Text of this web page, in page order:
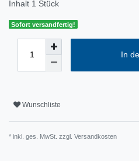
Inhalt 1 Stück
Sofort versandfertig!
In
Wunschliste
* inkl. ges. MwSt. zzgl. Versandkosten